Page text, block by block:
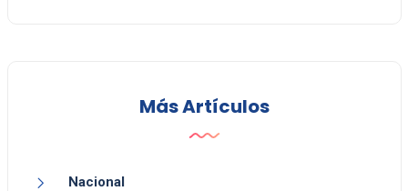
Más Artículos
Nacional